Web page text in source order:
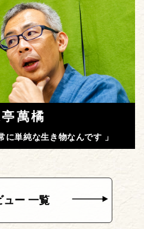
萬橘
に単純な生き物なんです 」
ュー 一覧